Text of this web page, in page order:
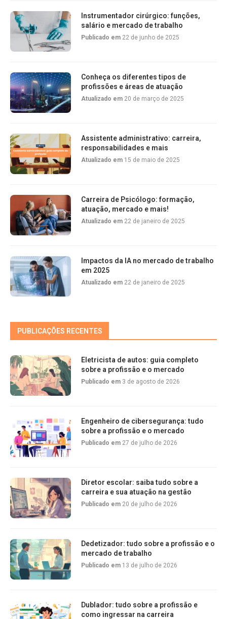
Instrumentador cirúrgico: funções,
salário e mercado de trabalho
Publicado em 22 de junho de 2025
Conheça os diferentes tipos de
profissões e áreas de atuação
Atualizado em 20 de março de 2025
Assistente administrativo: carreira,
responsabilidades e mais
Atualizado em 15 de maio de 2025
Carreira de Psicólogo: formação,
atuação, mercado e mais!
Atualizado em 22 de janeiro de 2025
Impactos da IA no mercado de trabalho
em 2025
Atualizado em 22 de janeiro de 2025
PUBLICAÇÕES RECENTES
Eletricista de autos: guia completo
sobre a profissão e o mercado
Publicado em 3 de agosto de 2026
Engenheiro de cibersegurança: tudo
sobre a profissão e o mercado
Publicado em 27 de julho de 2026
Diretor escolar: saiba tudo sobre a
carreira e sua atuação na gestão
Publicado em 20 de julho de 2026
Dedetizador: tudo sobre a profissão e o
mercado de trabalho
Publicado em 13 de julho de 2026
Dublador: tudo sobre a profissão e
como ingressar na carreira